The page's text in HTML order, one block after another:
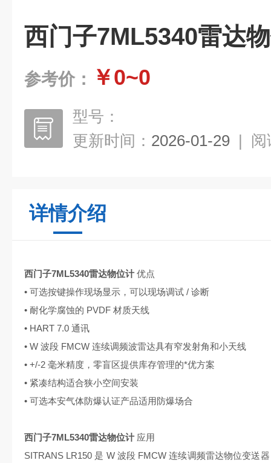
西门子7ML5340雷达
参考价： ￥0~0
型号：
更新时间： 2026-01-29 | 阅
详情介绍
西门子7ML5340雷达物位计优点
• 可选按键操作现场显示，可以现场调试 / 诊断
• 耐化学腐蚀的 PVDF 材质天线
• HART 7.0 通讯
• W 波段 FMCW 连续调频波雷达具有窄发射角和小天线
• +/-2 毫米精度，零盲区提供库存管理的*优方案
• 紧凑结构适合狭小空间安装
• 可选本安气体防爆认证产品适用防爆场合
西门子7ML5340雷达物位计应用
SITRANS LR150 是 W 波段 FMCW 连续调频雷达物位变送